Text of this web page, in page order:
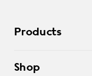
Products
サングラス
Shop